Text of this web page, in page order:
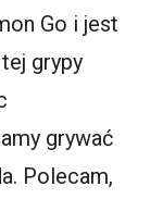
Go i jest
grypy
grywać
Polecam,